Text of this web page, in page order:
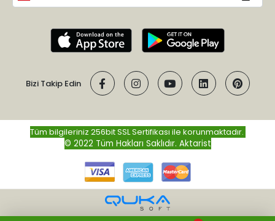
Bizi Takip Edin
Tüm bilgileriniz 256bit SSL Sertifikası ile korunmaktadır.
© 2022 Tüm Hakları Saklıdır. Aktarist